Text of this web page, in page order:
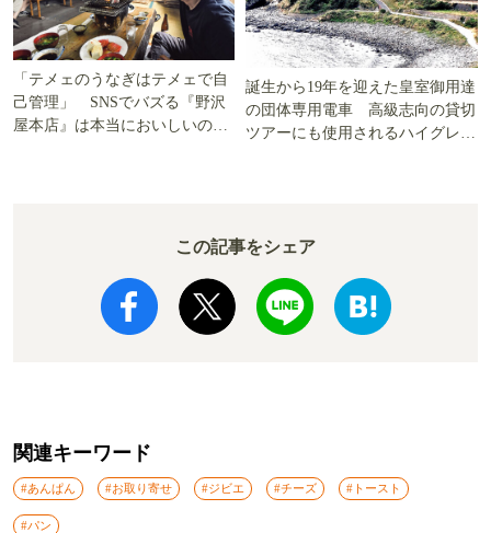
「テメェのうなぎはテメェで自
己管理」 SNSでバズる『野沢
屋本店』は本当においしいの
誕生から19年を迎えた皇室御用達
の団体専用電車 高級志向の貸切
ツアーにも使用されるハイグレー
この記事をシェア
関連キーワード
#あんぱん #お取り寄せ #ジビエ #チーズ #トースト
#パン